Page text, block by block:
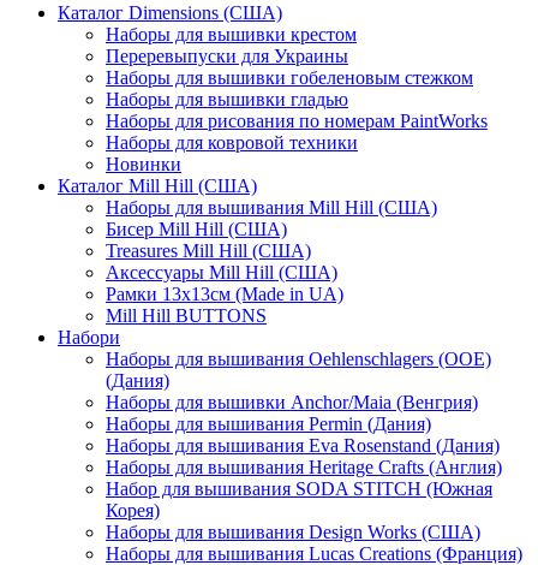
Каталог Dimensions (США)
Наборы для вышивки крестом
Переревыпуски для Украины
Наборы для вышивки гобеленовым стежком
Наборы для вышивки гладью
Наборы для рисования по номерам PaintWorks
Наборы для ковровой техники
Новинки
Каталог Mill Hill (США)
Наборы для вышивания Mill Hill (США)
Бисер Mill Hill (США)
Treasures Mill Hill (США)
Аксессуары Mill Hill (США)
Рамки 13х13см (Made in UA)
Mill Hill BUTTONS
Набори
Наборы для вышивания Oehlenschlagers (OOE)
(Дания)
Наборы для вышивки Anchor/Maia (Венгрия)
Наборы для вышивания Permin (Дания)
Наборы для вышивания Eva Rosenstand (Дания)
Наборы для вышивания Heritage Crafts (Англия)
Набор для вышивания SODA STITCH (Южная
Корея)
Наборы для вышивания Design Works (США)
Наборы для вышивания Lucas Creations (Франция)